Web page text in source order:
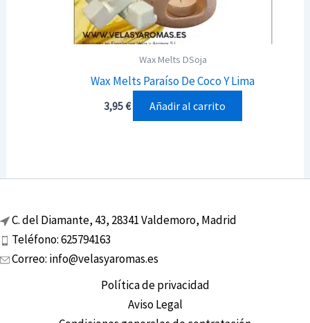
Wax Melts DSoja
Wax Melts Paraíso De Coco Y Lima
3,95€ Añadir al carrito
C. del Diamante, 43, 28341 Valdemoro, Madrid
Teléfono: 625794163
Correo: info@velasyaromas.es
Política de privacidad
Aviso Legal